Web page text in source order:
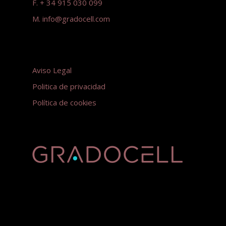
F. + 34 915 030 099
M. info@gradocell.com
Aviso Legal
Politica de privacidad
Política de cookies